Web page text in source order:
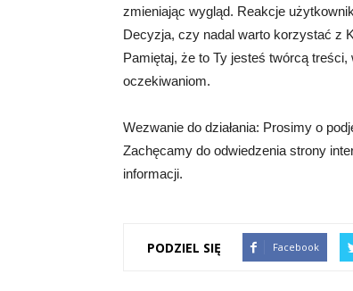
zmieniając wygląd. Reakcje
Decyzja, czy nadal warto korzystać z
Pamiętaj, że to Ty jesteś twórcą
oczekiwaniom.
Wezwanie do działania: Prosimy o
Zachęcamy do odwiedzenia strony
informacji.
PODZIEL SIĘ Facebook